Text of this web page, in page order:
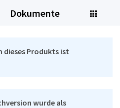
Dokumente
dieses Produkts ist
wurde als